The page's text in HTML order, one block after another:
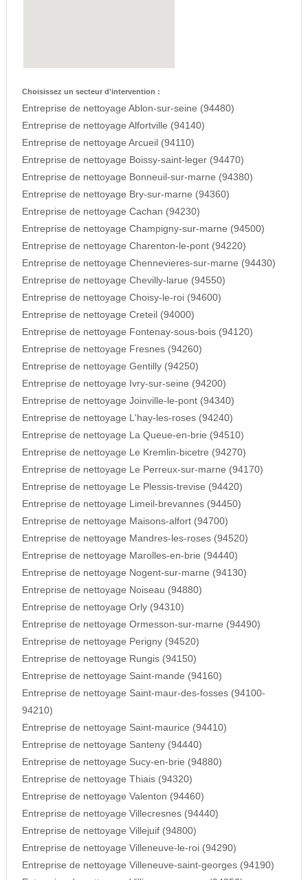
Choisissez un secteur d'intervention :
Entreprise de nettoyage Ablon-sur-seine (94480)
Entreprise de nettoyage Alfortville (94140)
Entreprise de nettoyage Arcueil (94110)
Entreprise de nettoyage Boissy-saint-leger (94470)
Entreprise de nettoyage Bonneuil-sur-marne (94380)
Entreprise de nettoyage Bry-sur-marne (94360)
Entreprise de nettoyage Cachan (94230)
Entreprise de nettoyage Champigny-sur-marne (94500)
Entreprise de nettoyage Charenton-le-pont (94220)
Entreprise de nettoyage Chennevieres-sur-marne (94430)
Entreprise de nettoyage Chevilly-larue (94550)
Entreprise de nettoyage Choisy-le-roi (94600)
Entreprise de nettoyage Creteil (94000)
Entreprise de nettoyage Fontenay-sous-bois (94120)
Entreprise de nettoyage Fresnes (94260)
Entreprise de nettoyage Gentilly (94250)
Entreprise de nettoyage Ivry-sur-seine (94200)
Entreprise de nettoyage Joinville-le-pont (94340)
Entreprise de nettoyage L'hay-les-roses (94240)
Entreprise de nettoyage La Queue-en-brie (94510)
Entreprise de nettoyage Le Kremlin-bicetre (94270)
Entreprise de nettoyage Le Perreux-sur-marne (94170)
Entreprise de nettoyage Le Plessis-trevise (94420)
Entreprise de nettoyage Limeil-brevannes (94450)
Entreprise de nettoyage Maisons-alfort (94700)
Entreprise de nettoyage Mandres-les-roses (94520)
Entreprise de nettoyage Marolles-en-brie (94440)
Entreprise de nettoyage Nogent-sur-marne (94130)
Entreprise de nettoyage Noiseau (94880)
Entreprise de nettoyage Orly (94310)
Entreprise de nettoyage Ormesson-sur-marne (94490)
Entreprise de nettoyage Perigny (94520)
Entreprise de nettoyage Rungis (94150)
Entreprise de nettoyage Saint-mande (94160)
Entreprise de nettoyage Saint-maur-des-fosses (94100-
94210)
Entreprise de nettoyage Saint-maurice (94410)
Entreprise de nettoyage Santeny (94440)
Entreprise de nettoyage Sucy-en-brie (94880)
Entreprise de nettoyage Thiais (94320)
Entreprise de nettoyage Valenton (94460)
Entreprise de nettoyage Villecresnes (94440)
Entreprise de nettoyage Villejuif (94800)
Entreprise de nettoyage Villeneuve-le-roi (94290)
Entreprise de nettoyage Villeneuve-saint-georges (94190)